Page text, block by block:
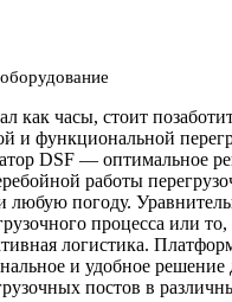
как часы, стоит
и функциональной
DSF — оптимальное
работы
любую погоду.
процесса или то,
логистика.
и удобное решение
постов в